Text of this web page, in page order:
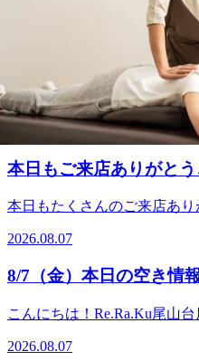
8/8（土）本日の空き情
こんにちは！Re.Ra.Ku尾山
休の方も多いでしょうか？日
です！暑さ対策をして楽し
店では笑顔で皆様をお待
★。☆。★。☆。★。☆。★。
ります。１3：30からご案内
予約お待ちしております。※
★。☆。★。☆。★。☆。★．
盤ストレッチ』をとり入れ
系ボディケア♪マッサージと
体・マッサージファンにも大
2026.08.08
本日もご来店ありがと
本日もたくさんのご来店あ
しております。『肩甲骨スト
り入れた整体ファンからも
急大井町線 ＃尾山台 ＃整体
＃二子玉川＃自由が丘＃等々
2026.08.07
8/7（金）本日の空き情
こんにちは！Re.Ra.Ku尾山
いでにお立ち寄りください！
2026.08.07